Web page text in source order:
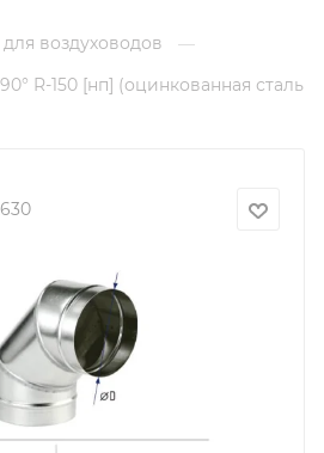
воздуховодов
—
R-150 [нп] (оцинкованная сталь